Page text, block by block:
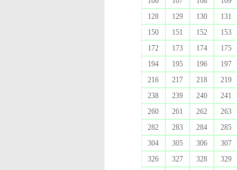
128
129 130 131
150
151 152 153
172
173 174 175
194
195 196 197
216
217 218 219
238
239 240 241
260
261 262 263
282
283 284 285
304
305 306 307
326
327 328 329